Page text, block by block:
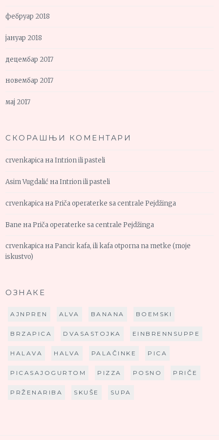
фебруар 2018
јануар 2018
децембар 2017
новембар 2017
мај 2017
СКОРАШЊИ КОМЕНТАРИ
crvenkapica наIntrion ili pasteli
Asim Vugdalić наIntrion ili pasteli
crvenkapica наPriča operaterke sa centrale Pejdžinga
Bane наPriča operaterke sa centrale Pejdžinga
crvenkapica наPancir kafa, ili kafa otporna na metke (moje
iskustvo)
ОЗНАКЕ
AJNPREN ALVA BANANA BOEMSKI
BRZAPICA DVASASTOJKA EINBRENNSUPPE
HALAVA HALVA PALAČINKE PICA
PICASAJOGURTOM PIZZA POSNO PRIČE
PRŽENARIBA SKUŠE SUPA